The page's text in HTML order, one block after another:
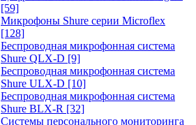
[59]
Микрофоны Shure серии Microflex
[128]
Беспроводная микрофонная система
Shure QLX-D [9]
Беспроводная микрофонная система
Shure ULX-D [10]
Беспроводная микрофонная система
Shure BLX-R [32]
Системы персонального мониторинга